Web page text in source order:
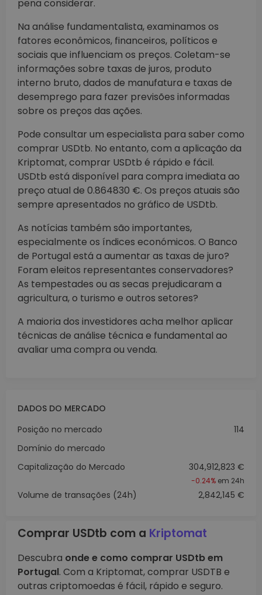
pena considerar.
Na análise fundamentalista, examinamos os
fatores econômicos, financeiros, políticos e
sociais que influenciam os preços. Coletam-se
informações sobre taxas de juros, produto
interno bruto, dados de manufatura e taxas de
desemprego para fazer previsões informadas
sobre os preços das ações.
Pode consultar um especialista para saber como
comprar USDtb. No entanto, com a aplicação da
Kriptomat, comprar USDtb é rápido e fácil.
USDtb está disponível para compra imediata ao
preço atual de 0.864830 €. Os preços atuais são
sempre apresentados no gráfico de USDtb.
As notícias também são importantes,
especialmente os índices económicos. O Banco
de Portugal está a aumentar as taxas de juro?
Foram eleitos representantes conservadores?
As tempestades ou as secas prejudicaram a
agricultura, o turismo e outros setores?
A maioria dos investidores acha melhor aplicar
técnicas de análise técnica e fundamental ao
avaliar uma compra ou venda.
DADOS DO MERCADO
Posição no mercado
114
Domínio do mercado
Capitalização do Mercado
304,912,823 €
-0.24% em 24h
Volume de transações (24h) 2,842,145 €
Comprar USDtb com a Kriptomat
Descubra onde e como comprar USDtb em
Portugal. Com a Kriptomat, comprar USDTB e
outras criptomoedas é fácil, rápido e seguro.